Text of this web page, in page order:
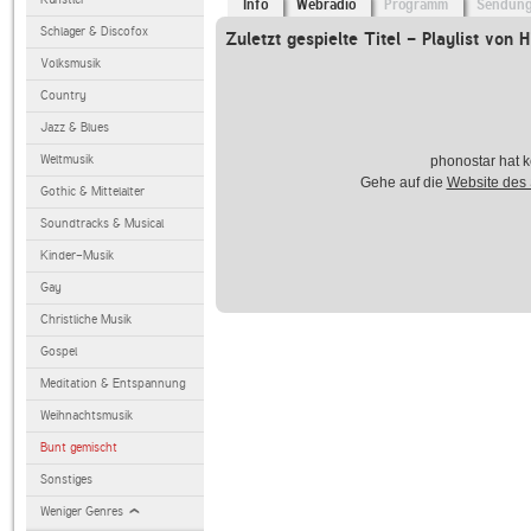
Schlager & Discofox
Volksmusik
Country
Jazz & Blues
Weltmusik
Gothic & Mittelalter
Soundtracks & Musical
Kinder-Musik
Gay
Christliche Musik
Gospel
Meditation & Entspannung
Weihnachtsmusik
Bunt gemischt
Sonstiges
Weniger Genres
Info Webradio Programm
Zuletzt gespielte Titel - Playlist von
phonostar hat
Gehe auf die Website des